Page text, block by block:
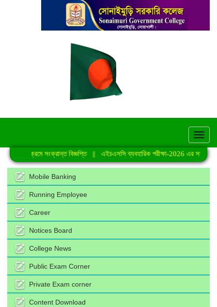
কার্যক্রমে সংক্রান্ত বিজ্ঞপ্তি||এইচএসসি ব্যবহারিক পরীক্ষা-2026 এর সময়সূচি
Mobile Banking
Running Employee
Career
Notices Board
College News
Public Exam Corner
Private Exam corner
Content Download